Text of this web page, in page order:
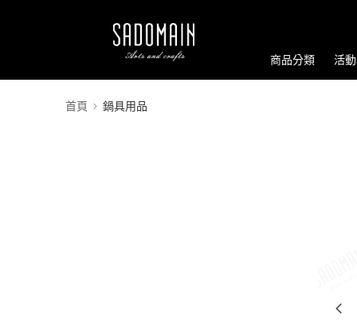
商品分類 活
首頁 鍋具用品